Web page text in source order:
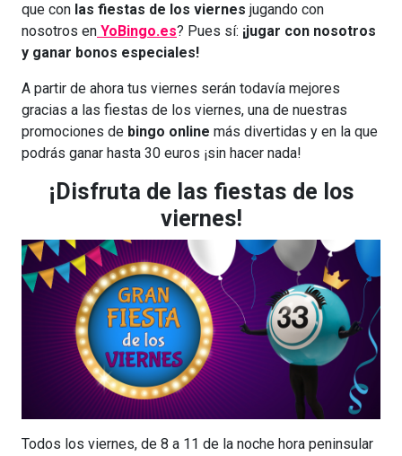
que con las fiestas de los viernes jugando con
nosotros en YoBingo.es? Pues sí: ¡jugar con nosotros
y ganar bonos especiales!
A partir de ahora tus viernes serán todavía mejores
gracias a las fiestas de los viernes, una de nuestras
promociones de bingo online más divertidas y en la que
podrás ganar hasta 30 euros ¡sin hacer nada!
¡Disfruta de las fiestas de los
viernes!
Todos los viernes, de 8 a 11 de la noche hora peninsular